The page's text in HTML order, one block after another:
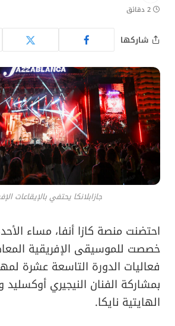
2 دقائق
شاركها
جازابلانكا يحتفي بالإيقاعات
احتضنت منصة كازا أنفا، مساء
خصصت للموسيقى الإفريقية
فعاليات الدورة التاسعة عشرة
بمشاركة الفنان النيجيري أوكسليد
الهايتية نايكا.